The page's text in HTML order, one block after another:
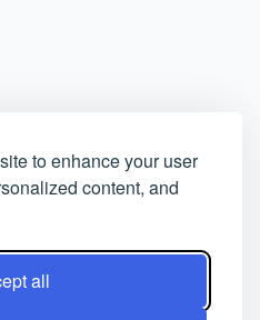
to enhance your user
content, and
all